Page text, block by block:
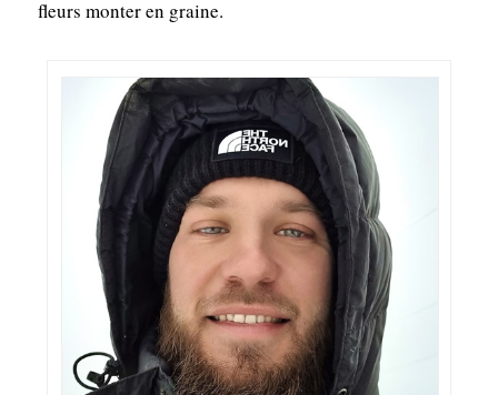
fleurs monter en graine.